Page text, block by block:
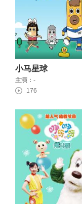
小马星球
主演： -
176